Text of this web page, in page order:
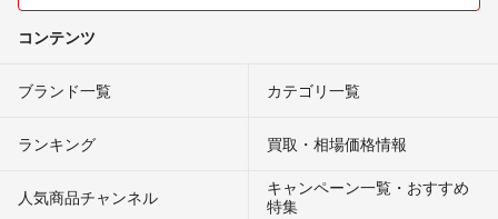
コンテンツ
ブランド一覧 カテゴリ一覧
ランキング 買取・相場価格情報
人気商品チャンネル
キャンペーン一覧・おすすめ
特集